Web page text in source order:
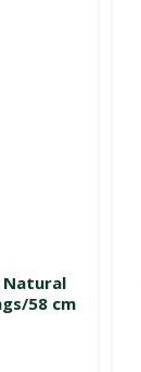
Natural
58 cm